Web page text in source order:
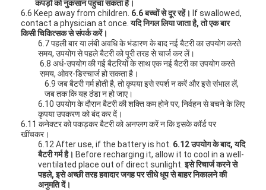
कपड़ों को नुकसान पहुंचा सकता है।
6.6 Keep away from children. 6.6 बच्चों से दूर रहें। If swallowed,
contact a physician at once. यदि निगल लिया जाता है, तो एक बार
किसी चिकित्सक से संपर्क करें।
6.7 पहली बार या लंबी अवधि के भंडारण के बाद नई बैटरी का उपयोग करते
समय, उपयोग से पहले बैटरी को पूरी तरह से चार्ज कर लें।
6.8 अर्ध-उपयोग की गई बैटरियों के साथ एक नई बैटरी का उपयोग करते
समय, ओवर-डिस्चार्ज हो सकता है।
6.9 जब बैटरी गर्म होती है, तो कृपया इसे स्पर्श न करें और इसे संभाल लें,
जब तक कि यह ठंडा न हो जाए।
6.10 उपयोग के दौरान बैटरी की शक्ति कम होने पर, निर्वहन से बचने के लिए
कृपया उपकरण को बंद कर दें।
6.11 कनेक्टर को पकड़कर बैटरी को अनप्लग करें न कि इसके कॉर्ड पर
खींचकर।
6.12 After use, if the battery is hot. 6.12 उपयोग के बाद, यदि
बैटरी गर्म है। Before recharging it, allow it to cool in a well-
ventilated place out of direct sunlight. इसे रिचार्ज करने से
पहले, इसे अच्छी तरह हवादार जगह पर सीधे धूप से बाहर निकालने की
अनुमति दें।